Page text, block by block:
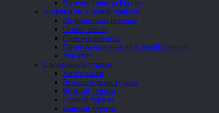
Путешествия по России
Выживание в дикой природе
Медицинская помощь
Огонь, тепло
Ориентирование
Правила выживания в дикой природе
Укрытие
Спортивный туризм
Автотуризм
Велосипедный туризм
Водный туризм
Горный туризм
Конный туризм